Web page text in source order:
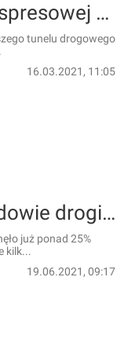
Trwa budowa drogi ekspresowej S3 od Bolkowa do Lubawki [ZDJĘCIA]
tunelu drogowego
16.03.2021, 11:05
Postępy pracy przy budowie drogi ekspresowej S3 pomiędzy Kamienną Górą a Lubawką [ZDJĘCIA]
już ponad 25%
kilk...
19.06.2021, 09:17